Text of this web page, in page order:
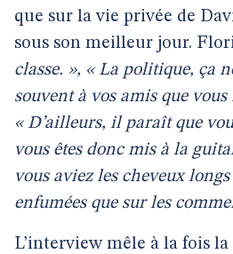
que sur la vie privée de
sous son meilleur jour.
classe. », « La politique, ça
souvent à vos amis que
« D’ailleurs, il paraît que
vous êtes donc mis à la
vous aviez les cheveux
enfumées que sur les
L’interview mêle à la fois